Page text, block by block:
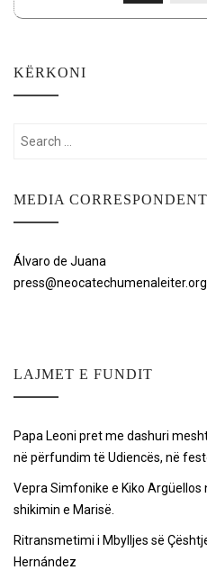
PAGINATION
KËRKONI
Search
MEDIA CORRESPONDENT
Álvaro de Juana
press@neocatechumenaleiter.org
LAJMET E FUNDIT
Papa Leoni pret me dashuri
në përfundim të Udiencës, në
Vepra Simfonike e Kiko Argüellos
shikimin e Marisë.
Ritransmetimi i Mbylljes së
Hernández